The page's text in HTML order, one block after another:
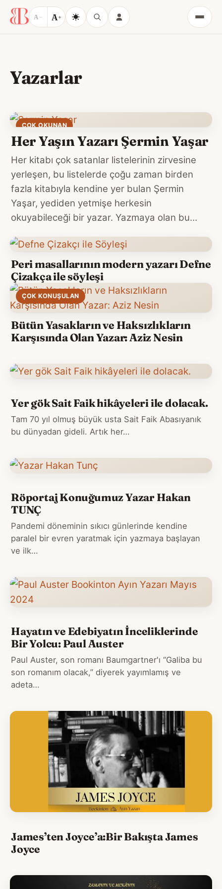
A − A+
Menü
Yazarlar
ÇOK OKUNAN
Her Yaşın Yazarı Şermin Yaşar
Her kitabı çok satanlar listelerinin zirvesine
yerleşen, bu listelerde çoğu zaman birden
fazla kitabıyla kendine yer bulan Şermin
Yaşar, yediden yetmişe herkesin
okuyabileceği bir yazar. Yazmaya olan bu…
Peri masallarının modern yazarı Defne
Çizakça ile söyleşi
ÇOK KONUŞULAN
Bütün Yasakların ve Haksızlıkların
Karşısında Olan Yazar: Aziz Nesin
Yer gök Sait Faik hikâyeleri ile dolacak.
Tam 70 yıl olmuş büyük usta Sait Faik Abasıyanık
bu dünyadan gideli. Artık her…
Röportaj Konuğumuz Yazar Hakan
TUNÇ
Pandemi döneminin sıkıcı günlerinde kendine
paralel bir evren yaratmak için yazmaya başlayan
ve ilk…
Hayatın ve Edebiyatın İnceliklerinde
Bir Yolcu: Paul Auster
Paul Auster, son romanı Baumgartner'ı “Galiba bu
son romanım olacak,” diyerek yayımlamış ve
adeta…
James’ten Joyce’a:Bir Bakışta James
Joyce